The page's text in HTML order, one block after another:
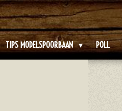
TIPS MODELSPOORBAAN POLL